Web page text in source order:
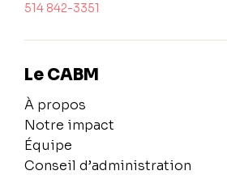
514 842-3351
Le CABM
À propos
Notre impact
Équipe
Conseil d’administration